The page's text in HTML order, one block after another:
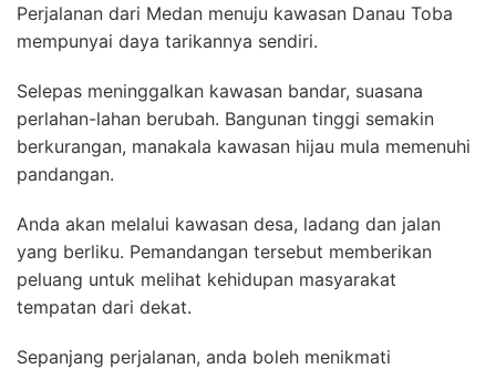
Perjalanan dari Medan menuju kawasan Danau Toba
mempunyai daya tarikannya sendiri.
Selepas meninggalkan kawasan bandar, suasana
perlahan-lahan berubah. Bangunan tinggi semakin
berkurangan, manakala kawasan hijau mula memenuhi
pandangan.
Anda akan melalui kawasan desa, ladang dan jalan
yang berliku. Pemandangan tersebut memberikan
peluang untuk melihat kehidupan masyarakat
tempatan dari dekat.
Sepanjang perjalanan, anda boleh menikmati